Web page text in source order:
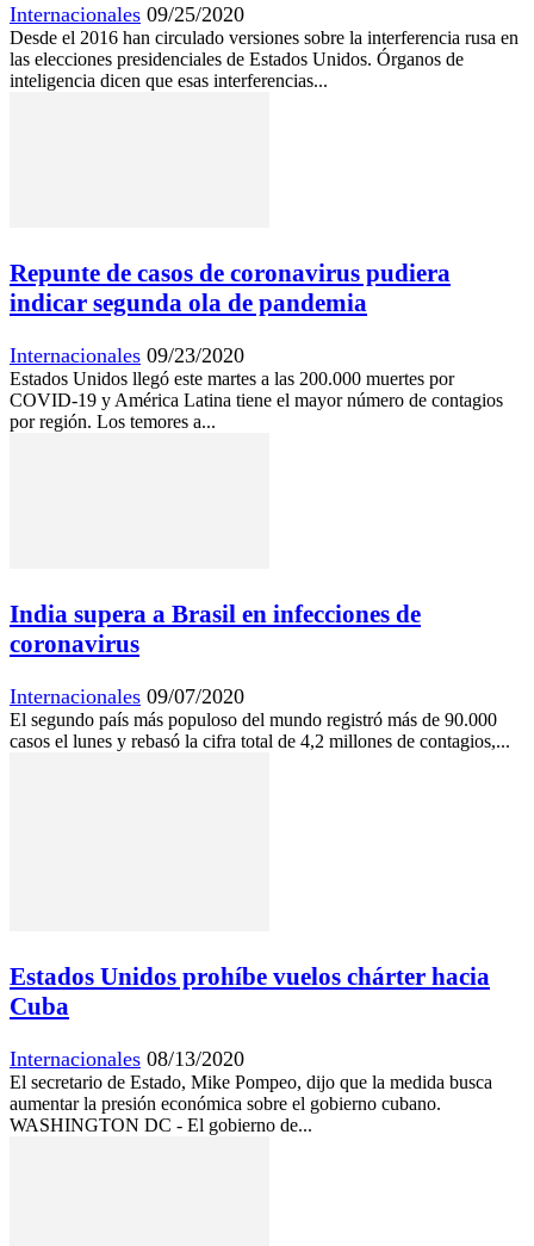
Internacionales 09/25/2020
Desde el 2016 han circulado versiones sobre la interferencia rusa en
las elecciones presidenciales de Estados Unidos. Órganos de
inteligencia dicen que esas interferencias...
Repunte de casos de coronavirus pudiera
indicar segunda ola de pandemia
Internacionales 09/23/2020
Estados Unidos llegó este martes a las 200.000 muertes por
COVID-19 y América Latina tiene el mayor número de contagios
por región. Los temores a...
India supera a Brasil en infecciones de
coronavirus
Internacionales 09/07/2020
El segundo país más populoso del mundo registró más de 90.000
casos el lunes y rebasó la cifra total de 4,2 millones de contagios,...
Estados Unidos prohíbe vuelos chárter hacia
Cuba
Internacionales 08/13/2020
El secretario de Estado, Mike Pompeo, dijo que la medida busca
aumentar la presión económica sobre el gobierno cubano.
WASHINGTON DC - El gobierno de...